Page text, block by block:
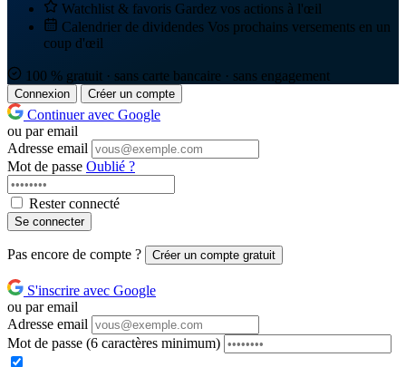
Watchlist & favoris Gardez vos actions à l'œil
Calendrier de dividendes Vos prochains versements en un
coup d'œil
100 % gratuit · sans carte bancaire · sans engagement
Connexion Créer un compte
Continuer avec Google
ou par email
Adresse email
Mot de passe Oublié ?
Rester connecté
Se connecter
Pas encore de compte ? Créer un compte gratuit
S'inscrire avec Google
ou par email
Adresse email
Mot de passe (6 caractères minimum)